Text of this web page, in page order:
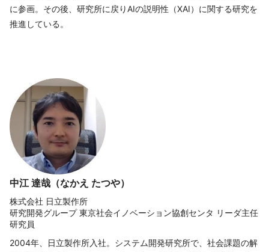
に参画。その後、研究所に戻りAIの説明性（XAI）に関する研究を
推進している。
中江 達哉（なかえ たつや）
株式会社 日立製作所
研究開発グループ 東京社会イノベーション協創センタ リーダ主任
研究員
2004年、日立製作所入社。システム開発研究所で、社会課題の解